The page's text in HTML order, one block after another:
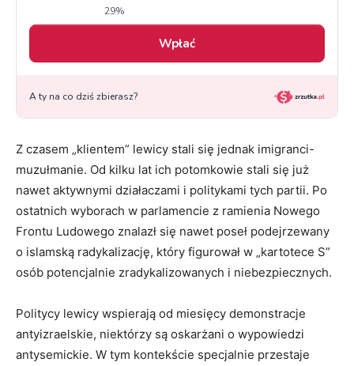
Z czasem „klientem” lewicy stali się jednak imigranci-
muzułmanie. Od kilku lat ich potomkowie stali się już
nawet aktywnymi działaczami i politykami tych partii. Po
ostatnich wyborach w parlamencie z ramienia Nowego
Frontu Ludowego znalazł się nawet poseł podejrzewany
o islamską radykalizację, który figurował w „kartotece S”
osób potencjalnie zradykalizowanych i niebezpiecznych.
Politycy lewicy wspierają od miesięcy demonstracje
antyizraelskie, niektórzy są oskarżani o wypowiedzi
antysemickie. W tym kontekście specjalnie przestaje